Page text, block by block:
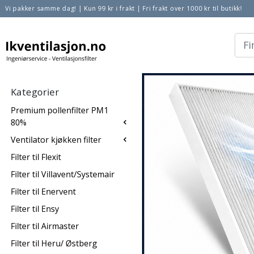
Vi pakker samme dag! | Kun 99 kr i frakt | Fri frakt over 1000 kr til butikk!
Kategorier
Premium pollenfilter PM1
80%
Ventilator kjøkken filter
Filter til Flexit
Filter til Villavent/Systemair
Filter til Enervent
Filter til Ensy
Filter til Airmaster
Filter til Heru/ Østberg